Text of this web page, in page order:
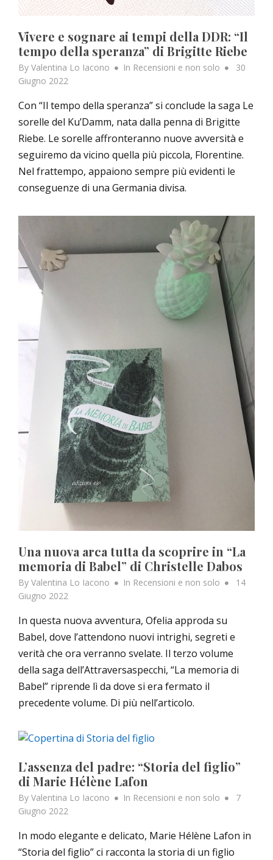
Vivere e sognare ai tempi della DDR: “Il
tempo della speranza” di Brigitte Riebe
By Valentina Lo Iacono In Recensioni e non solo
Posted
30
Giugno 2022
Con “Il tempo della speranza” si conclude la saga Le
sorelle del Ku’Damm, nata dalla penna di Brigitte
Riebe. Le sorelle affronteranno nuove avversità e
seguiremo da vicino quella più piccola, Florentine.
Nel frattempo, appaiono sempre più evidenti le
conseguenze di una Germania divisa.
Una nuova arca tutta da scoprire in “La
memoria di Babel” di Christelle Dabos
By Valentina Lo Iacono In Recensioni e non solo
Posted
14
Giugno 2022
In questa nuova avventura, Ofelia approda su
Babel, dove l’attendono nuovi intrighi, segreti e
verità che ora verranno svelate. Il terzo volume
della saga dell’Attraversaspecchi, “La memoria di
Babel” riprende lì da dove si era fermato il
precedente volume. Di più nell’articolo.
L’assenza del padre: “Storia del figlio”
di Marie Hélène Lafon
By Valentina Lo Iacono In Recensioni e non solo
Posted
7
Giugno 2022
In modo elegante e delicato, Marie Hélène Lafon in
“Storia del figlio” ci racconta la storia di un figlio